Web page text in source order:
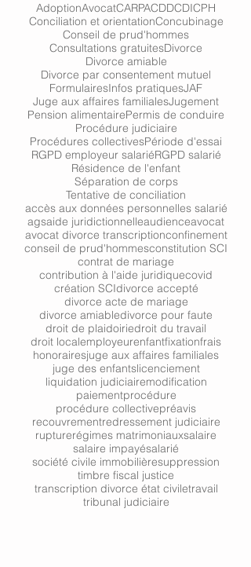
AdoptionAvocatCARPACDDCDICPH
Conciliation et orientationConcubinage
Conseil de prud'hommes
Consultations gratuitesDivorce
Divorce amiable
Divorce par consentement mutuel
FormulairesInfos pratiquesJAF
Juge aux affaires familialesJugement
Pension alimentairePermis de conduire
Procédure judiciaire
Procédures collectivesPériode d'essai
RGPD employeur salariéRGPD salarié
Résidence de l'enfant
Séparation de corps
Tentative de conciliation
accès aux données personnelles salarié
agsaide juridictionnelleaudienceavocat
avocat divorce transcriptionconfinement
conseil de prud'hommesconstitution SCI
contrat de mariage
contribution à l'aide juridiquecovid
création SCIdivorce accepté
divorce acte de mariage
divorce amiabledivorce pour faute
droit de plaidoiriedroit du travail
droit localemployeurenfantfixationfrais
honorairesjuge aux affaires familiales
juge des enfantslicenciement
liquidation judiciairemodification
paiementprocédure
procédure collectivepréavis
recouvrementredressement judiciaire
rupturerégimes matrimoniauxsalaire
salaire impayésalarié
société civile immobilièresuppression
timbre fiscal justice
transcription divorce état civiletravail
tribunal judiciaire